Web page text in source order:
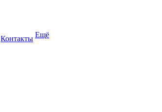
Контакты Ещё